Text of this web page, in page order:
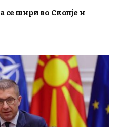
се шири во Скопје и